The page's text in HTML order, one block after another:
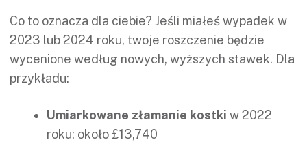
Co to oznacza dla ciebie? Jeśli miałeś wypadek w
2023 lub 2024 roku, twoje roszczenie będzie
wycenione według nowych, wyższych stawek. Dla
przykładu:
Umiarkowane złamanie kostki w 2022
roku: około £13,740